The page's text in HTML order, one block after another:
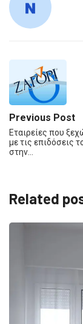
Previous Post
Εταιρείες που
με τις επιδόσεις
στην…
Related